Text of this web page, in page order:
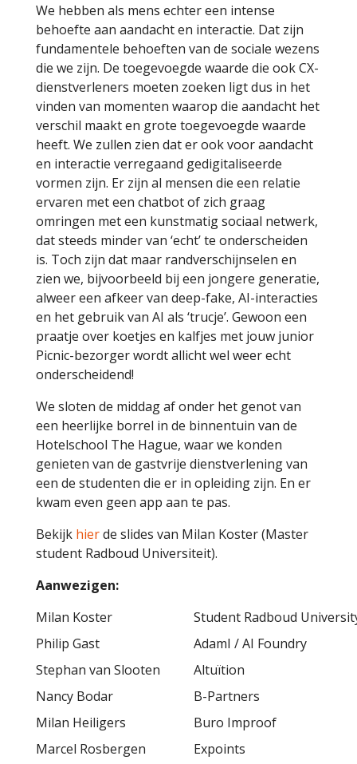
We hebben als mens echter een intense
behoefte aan aandacht en interactie. Dat zijn
fundamentele behoeften van de sociale wezens
die we zijn. De toegevoegde waarde die ook CX-
dienstverleners moeten zoeken ligt dus in het
vinden van momenten waarop die aandacht het
verschil maakt en grote toegevoegde waarde
heeft. We zullen zien dat er ook voor aandacht
en interactie verregaand gedigitaliseerde
vormen zijn. Er zijn al mensen die een relatie
ervaren met een chatbot of zich graag
omringen met een kunstmatig sociaal netwerk,
dat steeds minder van ‘echt’ te onderscheiden
is. Toch zijn dat maar randverschijnselen en
zien we, bijvoorbeeld bij een jongere generatie,
alweer een afkeer van deep-fake, AI-interacties
en het gebruik van AI als ‘trucje’. Gewoon een
praatje over koetjes en kalfjes met jouw junior
Picnic-bezorger wordt allicht wel weer echt
onderscheidend!
We sloten de middag af onder het genot van
een heerlijke borrel in de binnentuin van de
Hotelschool The Hague, waar we konden
genieten van de gastvrije dienstverlening van
een de studenten die er in opleiding zijn. En er
kwam even geen app aan te pas.
Bekijk hierde slides van Milan Koster (Master
student Radboud Universiteit).
Aanwezigen:
Milan Koster
Student Radboud
Philip Gast
AdamI / AI Foundry
Stephan van Slooten
Altuïtion
Nancy Bodar
B-Partners
Milan Heiligers
Buro Improof
Marcel Rosbergen
Expoints